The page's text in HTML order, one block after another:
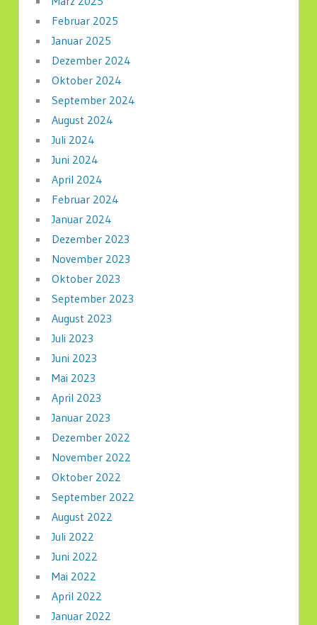
Februar 2025
Januar 2025
Dezember 2024
Oktober 2024
September 2024
August 2024
Juli 2024
Juni 2024
April 2024
Februar 2024
Januar 2024
Dezember 2023
November 2023
Oktober 2023
September 2023
August 2023
Juli 2023
Juni 2023
Mai 2023
April 2023
Januar 2023
Dezember 2022
November 2022
Oktober 2022
September 2022
August 2022
Juli 2022
Juni 2022
Mai 2022
April 2022
Januar 2022